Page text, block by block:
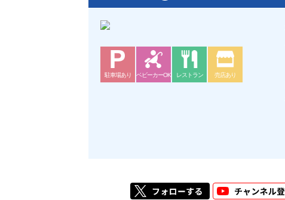
駐車場あり ベビーカーOK レストラン 売店あり